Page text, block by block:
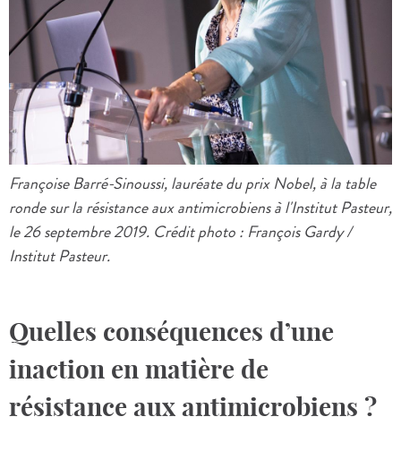
Françoise Barré-Sinoussi, lauréate du prix Nobel, à la table
ronde sur la résistance aux antimicrobiens à l'Institut Pasteur,
le 26 septembre 2019. Crédit photo : François Gardy /
Institut Pasteur.
Quelles conséquences d’une
inaction en matière de
résistance aux antimicrobiens ?